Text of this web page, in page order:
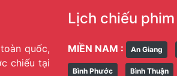
quốc,
chiếu tại
Lịch chiếu phim
MIỀN NAM : An Giang
Bình Phước Bình Thuận